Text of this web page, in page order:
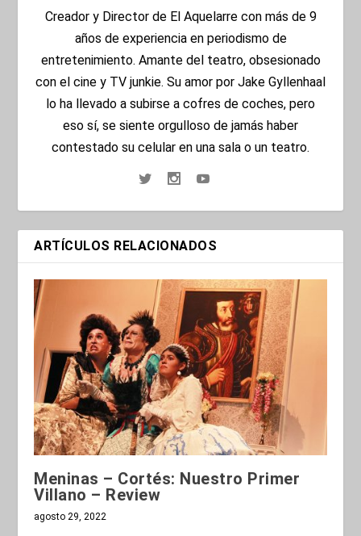
Creador y Director de El Aquelarre con más de 9
años de experiencia en periodismo de
entretenimiento. Amante del teatro, obsesionado
con el cine y TV junkie. Su amor por Jake Gyllenhaal
lo ha llevado a subirse a cofres de coches, pero
eso sí, se siente orgulloso de jamás haber
contestado su celular en una sala o un teatro.
ARTÍCULOS RELACIONADOS
Meninas – Cortés: Nuestro Primer
Villano – Review
agosto 29, 2022